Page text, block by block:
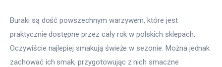
Buraki są dość powszechnym warzywem, które jest
praktycznie dostępne przez cały rok w polskich sklepach.
Oczywiście najlepiej smakują świeże w sezonie. Można jednak
zachować ich smak, przygotowując z nich smaczne